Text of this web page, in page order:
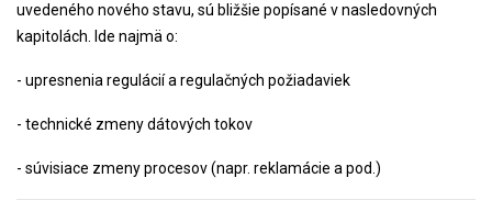
uvedeného nového stavu, sú bližšie popísané v nasledovných
kapitolách. Ide najmä o:
- upresnenia regulácií a regulačných požiadaviek
- technické zmeny dátových tokov
- súvisiace zmeny procesov (napr. reklamácie a pod.)